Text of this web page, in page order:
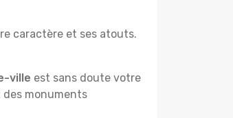
caractère et ses atouts.
ville est sans doute votre
des monuments